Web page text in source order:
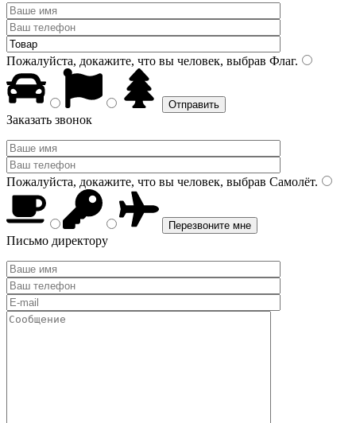
Пожалуйста, докажите, что вы человек, выбрав Флаг.
Заказать звонок
Пожалуйста, докажите, что вы человек, выбрав Самолёт.
Письмо директору